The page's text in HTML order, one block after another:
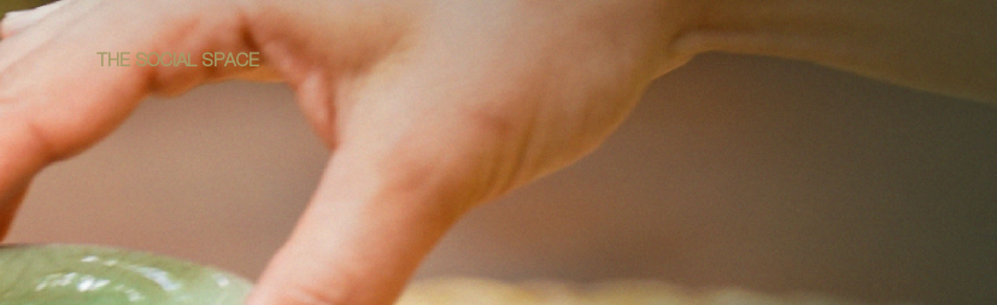
THE SOCIAL SPACE